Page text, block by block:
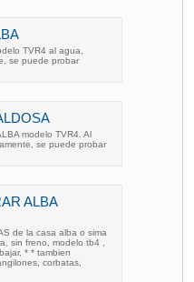
TVR4 al agua,
se puede probar
modelo TVR4. Al
se puede probar
ALBA
de la casa alba o sima
sin freno, modelo tb4 ,
* * tambien
corbatas,